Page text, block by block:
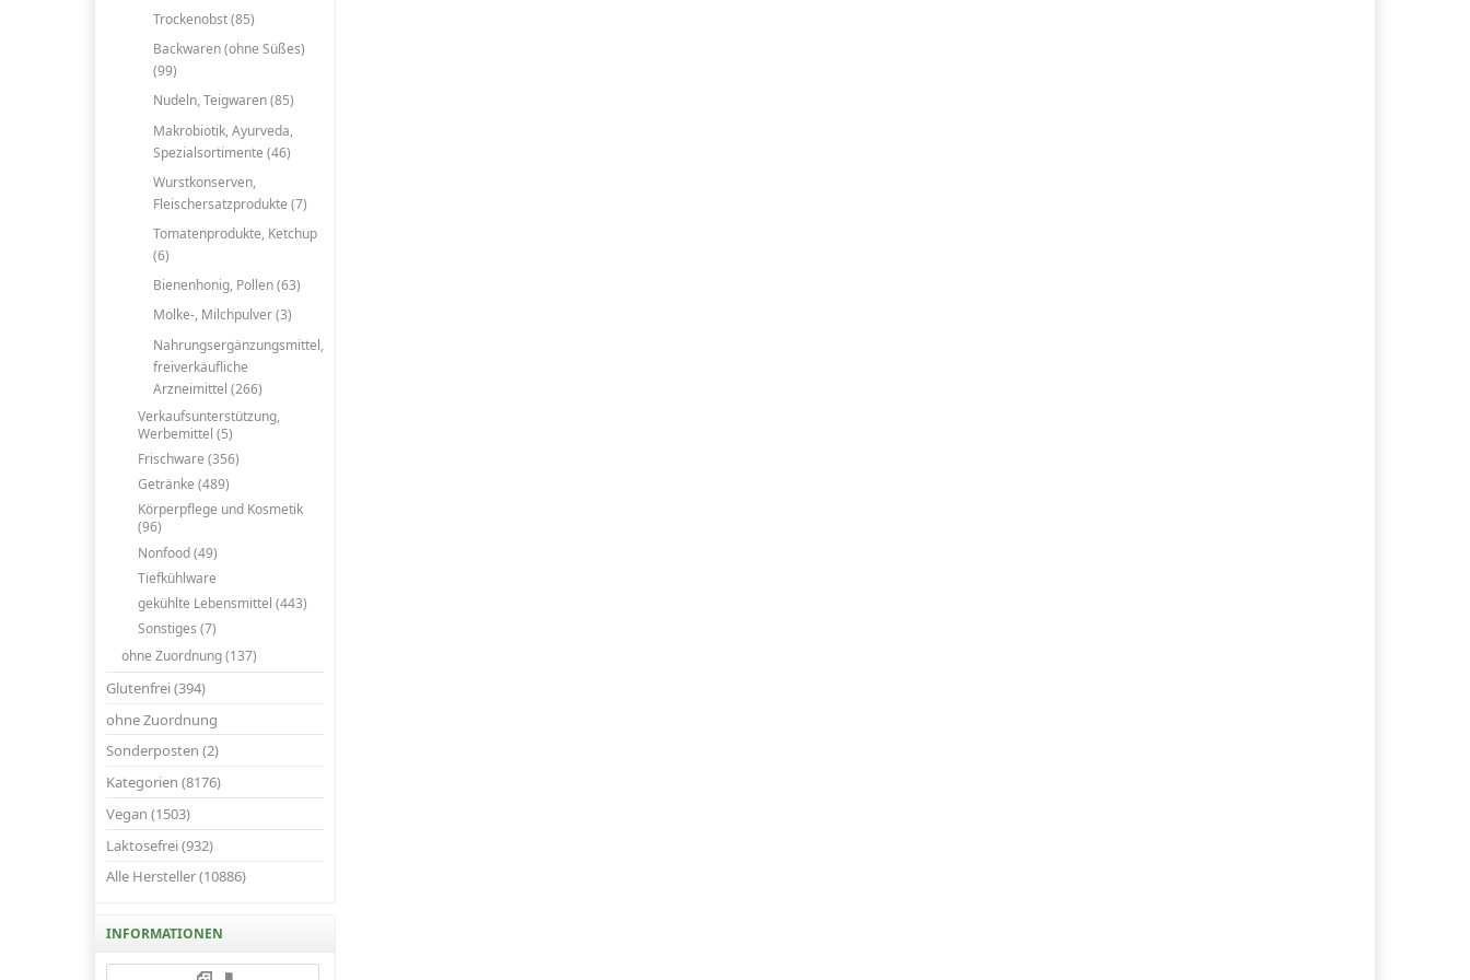
Trockenobst (85)
Backwaren (ohne Süßes)
(99)
Nudeln, Teigwaren (85)
Makrobiotik, Ayurveda,
Spezialsortimente (46)
Wurstkonserven,
Fleischersatzprodukte (7)
Tomatenprodukte, Ketchup
(6)
Bienenhonig, Pollen (63)
Molke-, Milchpulver (3)
Nahrungsergänzungsmittel,
freiverkäufliche
Arzneimittel (266)
Verkaufsunterstützung,
Werbemittel (5)
Frischware (356)
Getränke (489)
Körperpflege und Kosmetik
(96)
Nonfood (49)
Tiefkühlware
gekühlte Lebensmittel (443)
Sonstiges (7)
ohne Zuordnung (137)
Glutenfrei (394)
ohne Zuordnung
Sonderposten (2)
Kategorien (8176)
Vegan (1503)
Laktosefrei (932)
Alle Hersteller (10886)
INFORMATIONEN